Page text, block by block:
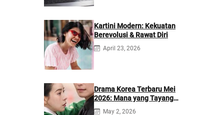
Kartini Modern: Kekuatan
Berevolusi & Rawat Diri
April 23, 2026
Drama Korea Terbaru Mei
2026: Mana yang Tayang
di Netflix?
May 2, 2026